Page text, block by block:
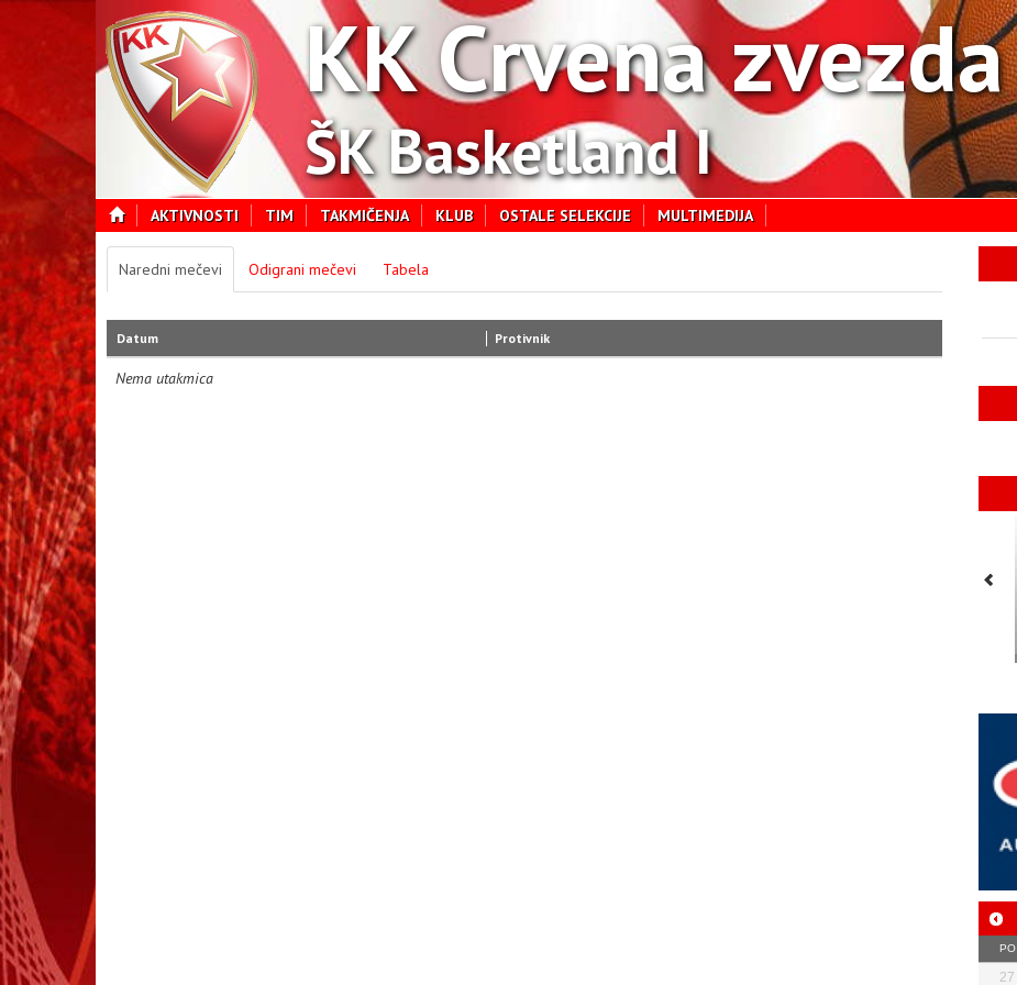
KK Crvena zvezda
ŠK Basketland I
AKTIVNOSTI TIM TAKMIČENJA KLUB OSTALE SELEKCIJE MULTIMEDIJA
Naredni mečevi Odigrani mečevi Tabela
Datum Protivnik
Nema utakmica
PO
27